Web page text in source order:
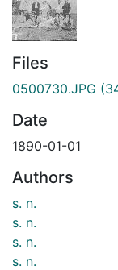
Files
0500730.JPG
Date
1890-01-01
Authors
s. n.
s. n.
s. n.
s. n.